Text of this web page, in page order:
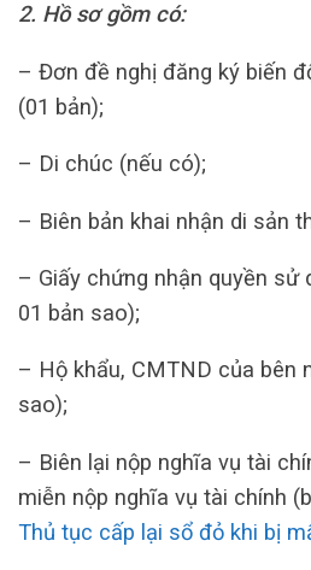
2. Hồ sơ gồm có:
– Đơn đề nghị đăng ký biến
(01 bản);
– Di chúc (nếu có);
– Biên bản khai nhận di sản
– Giấy chứng nhận quyền sử
01 bản sao);
– Hộ khẩu, CMTND của bên
sao);
– Biên lại nộp nghĩa vụ tài
miễn nộp nghĩa vụ tài chính
Thủ tục cấp lại sổ đỏ khi bị